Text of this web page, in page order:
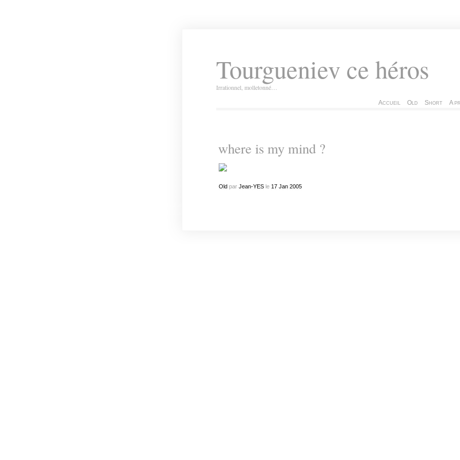
Tourgueniev ce héros
Irrationnel, molletonné…
Accueil Old Short A
where is my mind ?
Oldpar Jean-YESle 17 Jan 2005